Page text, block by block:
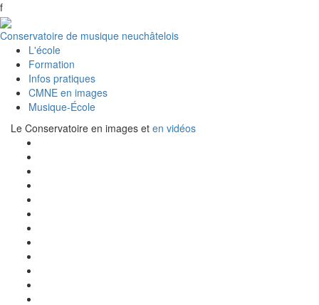
f
Conservatoire de musique neuchâtelois
L'école
Formation
Infos pratiques
CMNE en images
Musique-École
Le Conservatoire en images et en vidéos